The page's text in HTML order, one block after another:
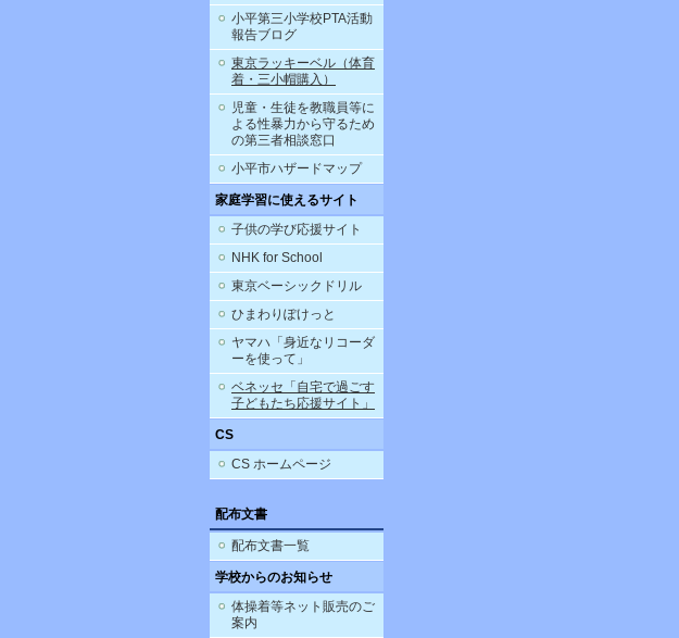
小平第三小学校PTA活動
報告ブログ
東京ラッキーベル（体育
着・三小帽購入）
児童・生徒を教職員等に
よる性暴力から守るため
の第三者相談窓口
小平市ハザードマップ
家庭学習に使えるサイト
子供の学び応援サイト
NHK for School
東京ベーシックドリル
ひまわりぽけっと
ヤマハ「身近なリコーダ
ーを使って」
ベネッセ「自宅で過ごす
子どもたち応援サイト」
CS
CS ホームページ
配布文書
配布文書一覧
学校からのお知らせ
体操着等ネット販売のご
案内